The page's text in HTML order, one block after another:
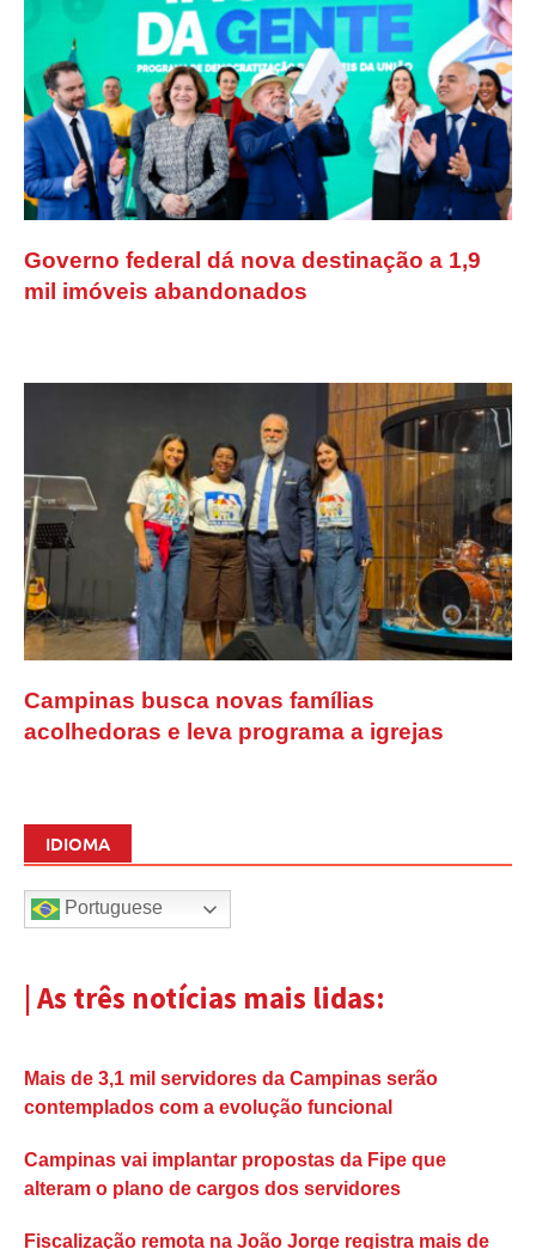
Governo federal dá nova destinação a 1,9
mil imóveis abandonados
Campinas busca novas famílias
acolhedoras e leva programa a igrejas
IDIOMA
Portuguese
| As três notícias mais lidas:
Mais de 3,1 mil servidores da Campinas serão
contemplados com a evolução funcional
Campinas vai implantar propostas da Fipe que
alteram o plano de cargos dos servidores
Fiscalização remota na João Jorge registra mais de